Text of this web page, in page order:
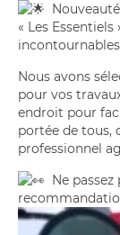
« Les
Nous avons
pour vos
endroit pour
portée de tous,
professionnel
Ne